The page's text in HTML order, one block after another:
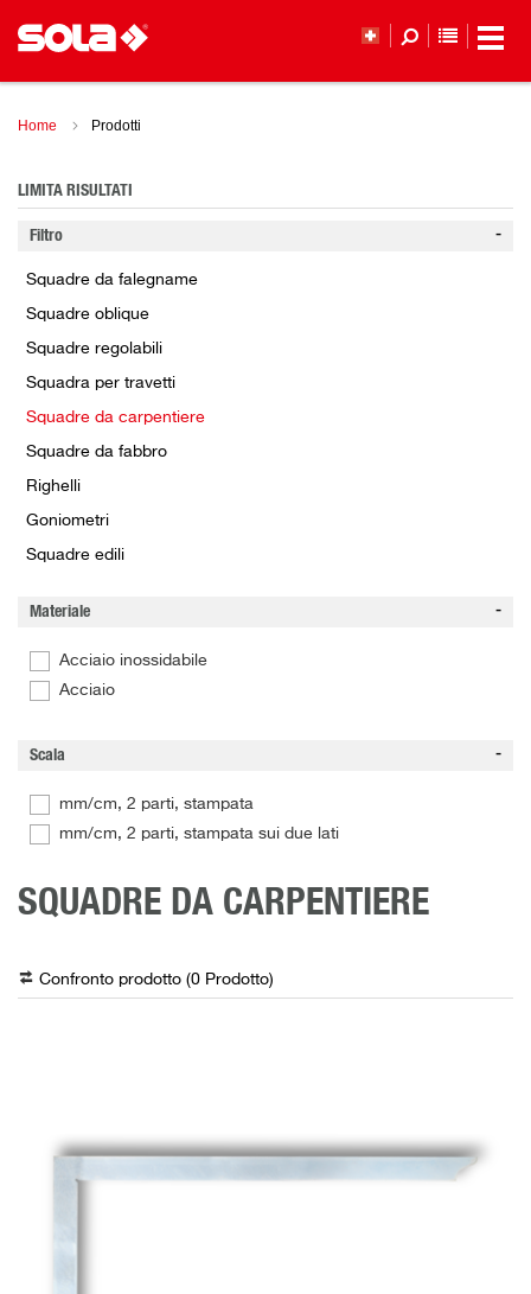
Home Prodotti
LIMITA RISULTATI
Filtro
Squadre da falegname
Squadre oblique
Squadre regolabili
Squadra per travetti
Squadre da carpentiere
Squadre da fabbro
Righelli
Goniometri
Squadre edili
Materiale
Acciaio inossidabile
Acciaio
Scala
mm/cm, 2 parti, stampata
mm/cm, 2 parti, stampata sui due lati
SQUADRE DA CARPENTIERE
Confronto prodotto (0 Prodotto)